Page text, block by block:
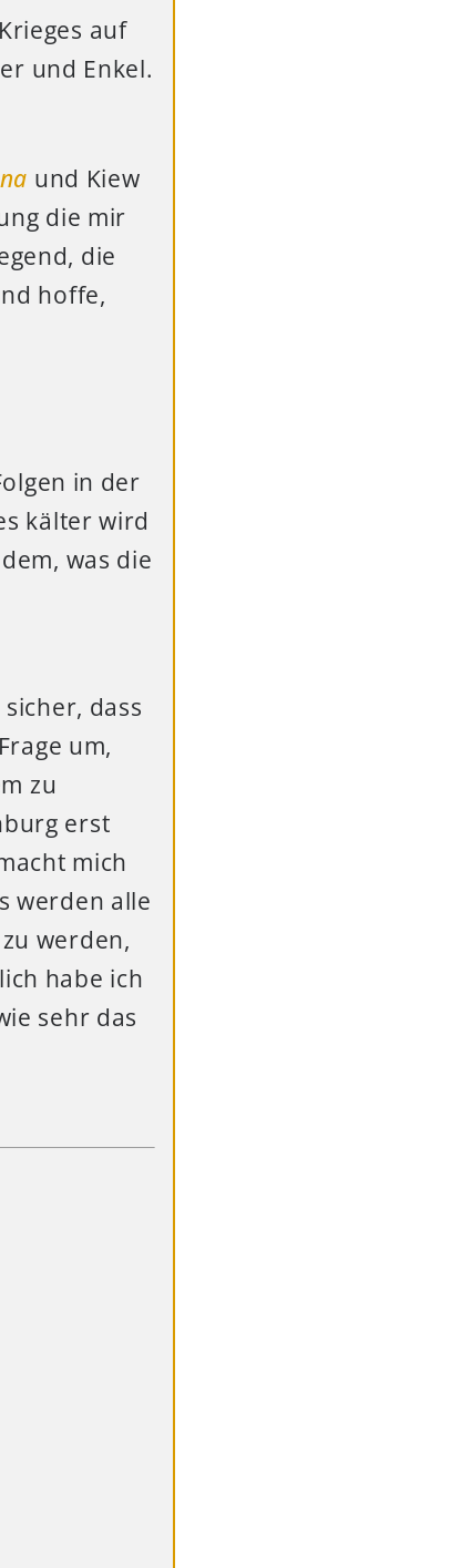
auf
und Enkel.
und Kiew
die mir
die
hoffe,
in der
kälter wird
was die
dass
um,
zu
erst
mich
werden alle
werden,
habe ich
sehr das